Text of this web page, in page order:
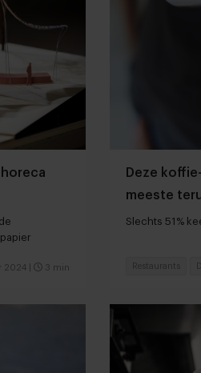
2024 3 min
Deze
meeste
Slechts 51%
Restaurants